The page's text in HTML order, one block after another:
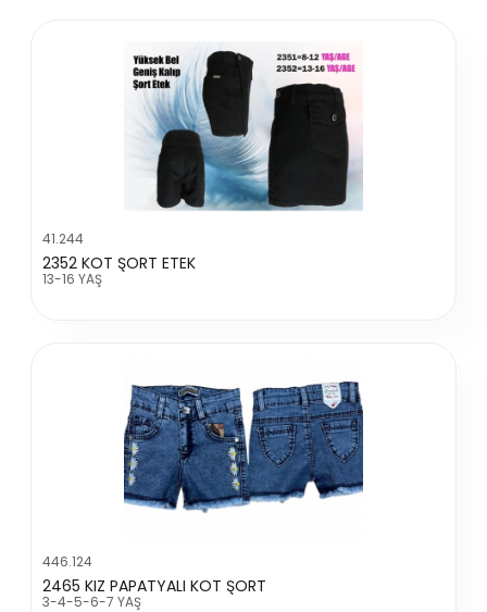
41.244
2352 KOT ŞORT ETEK
13-16 YAŞ
446.124
2465 KIZ PAPATYALI KOT ŞORT
3-4-5-6-7 YAŞ